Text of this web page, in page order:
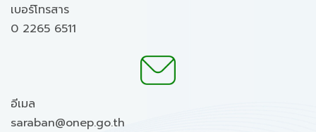
เบอร์โทรสาร
0 2265 6511
อีเมล
saraban@onep.go.th